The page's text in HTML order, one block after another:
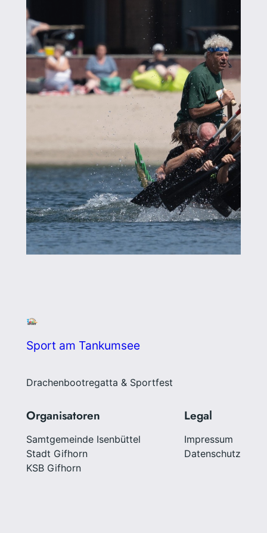
Sport am Tankumsee
Drachenbootregatta & Sportfest
Organisatoren
Samtgemeinde Isenbüttel
Stadt Gifhorn
KSB Gifhorn
Legal
Impressum
Datenschutz